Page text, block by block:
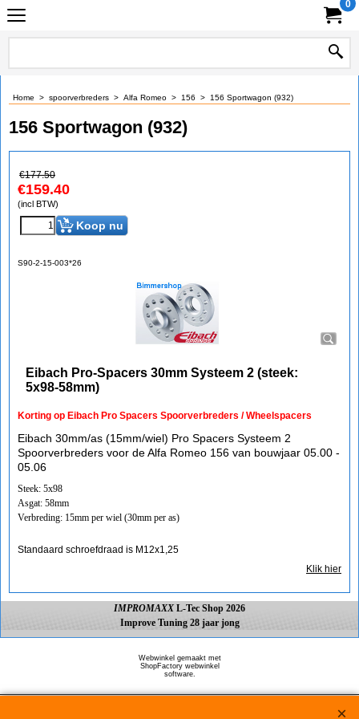
0
Home > spoorverbreders > Alfa Romeo > 156 > 156 Sportwagon (932)
156 Sportwagon (932)
€177.50
€159.40
(incl BTW)
Koop nu
S90-2-15-003*26
Eibach Pro-Spacers 30mm Systeem 2 (steek:
5x98-58mm)
Korting op Eibach Pro Spacers Spoorverbreders / Wheelspacers
Eibach 30mm/as (15mm/wiel) Pro Spacers Systeem 2
Spoorverbreders voor de Alfa Romeo 156 van bouwjaar 05.00 -
05.06
Steek: 5x98
Asgat: 58mm
Verbreding: 15mm per wiel (30mm per as)
Standaard schroefdraad is M12x1,25
Klik hier
IMPROMAXX L-Tec Shop 2026
Improve Tuning 28 jaar jong
Webwinkel gemaakt met
ShopFactory webwinkel
software.